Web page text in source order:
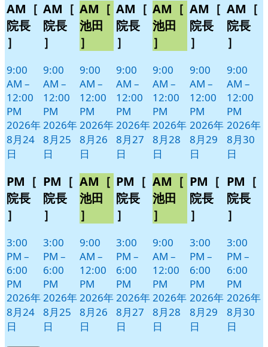
月
24
日
イ
ベ
ト)
AM［
院長
］
9:00
AM –
12:00
PM
2026年
8月24
日
PM［
院長
］
3:00
PM –
6:00
PM
2026年
8月24
日
月
25
日
イ
ベ
ト)
AM［
院長
］
9:00
AM –
12:00
PM
2026年
8月25
日
PM［
院長
］
3:00
PM –
6:00
PM
2026年
8月25
日
月
26
日
イ
ベ
ト)
AM［
池田
］
9:00
AM –
12:00
PM
2026年
8月26
日
AM［
池田
］
9:00
AM –
12:00
PM
2026年
8月26
日
月
27
日
イ
ベ
ト)
AM［
院長
］
9:00
AM –
12:00
PM
2026年
8月27
日
PM［
院長
］
3:00
PM –
6:00
PM
2026年
8月27
日
月
28
日
イ
ベ
ト)
AM［
池田
］
9:00
AM –
12:00
PM
2026年
8月28
日
AM［
池田
］
9:00
AM –
12:00
PM
2026年
8月28
日
月
29
日
イ
ベ
ト)
AM［
院長
］
9:00
AM –
12:00
PM
2026年
8月29
日
PM［
院長
］
3:00
PM –
6:00
PM
2026年
8月29
日
月
30
日
イ
AM［
院長
］
9:00
AM –
12:00
PM
2026年
8月30
日
PM［
院長
］
3:00
PM –
6:00
PM
2026年
8月30
日